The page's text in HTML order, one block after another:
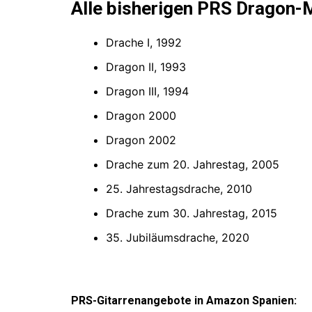
Alle bisherigen PRS Dragon-
Drache I, 1992
Dragon II, 1993
Dragon III, 1994
Dragon 2000
Dragon 2002
Drache zum 20. Jahrestag, 2005
25. Jahrestagsdrache, 2010
Drache zum 30. Jahrestag, 2015
35. Jubiläumsdrache, 2020
PRS-Gitarrenangebote in Amazon Spanien: